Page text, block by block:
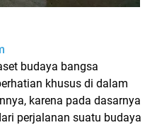
budaya bangsa
khusus di dalam
karena pada dasarnya
perjalanan suatu budaya